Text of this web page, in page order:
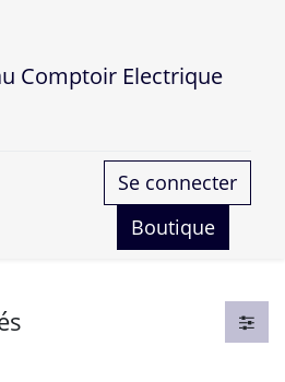
Electrique
Se connecter
Boutique